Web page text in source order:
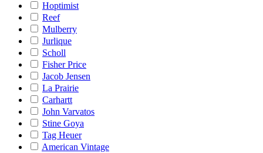
Hoptimist
Reef
Mulberry
Jurlique
Scholl
Fisher Price
Jacob Jensen
La Prairie
Carhartt
John Varvatos
Stine Goya
Tag Heuer
American Vintage